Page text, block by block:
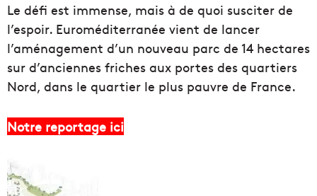
Le défi est immense, mais à de quoi susciter de
l’espoir. Euroméditerranée vient de lancer
l’aménagement d’un nouveau parc de 14 hectares
sur d’anciennes friches aux portes des quartiers
Nord, dans le quartier le plus pauvre de France.
Notre reportage ici